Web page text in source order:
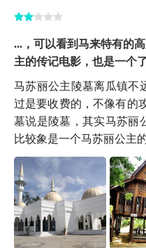
...，可以看到马来特有的
主的传记电影，也是一个
马苏丽公主陵墓离瓜镇不
过是要收费的，不像有的
墓说是陵墓，其实马苏丽
比较象是一个马苏丽公主